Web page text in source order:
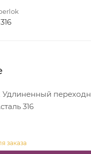
Удлиненный
316
заказа